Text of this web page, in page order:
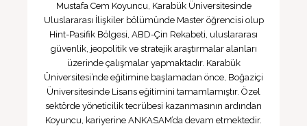
Mustafa Cem Koyuncu, Karabük Üniversitesinde
Uluslararası İlişkiler bölümünde Master öğrencisi olup
Hint-Pasifik Bölgesi, ABD-Çin Rekabeti, uluslararası
güvenlik, jeopolitik ve stratejik araştırmalar alanları
üzerinde çalışmalar yapmaktadır. Karabük
Üniversitesi’nde eğitimine başlamadan önce, Boğaziçi
Üniversitesinde Lisans eğitimini tamamlamıştır. Özel
sektörde yöneticilik tecrübesi kazanmasının ardından
Koyuncu, kariyerine ANKASAM’da devam etmektedir.